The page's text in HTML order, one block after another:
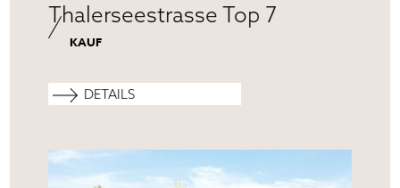
Thalerseestrasse Top 7
KAUF
DETAILS